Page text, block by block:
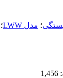
؛ مدل LWW ؛